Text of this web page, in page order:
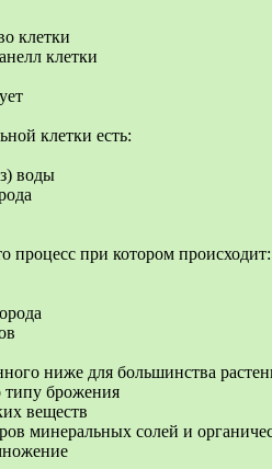
клетки
клетки
клетки есть:
воды
процесс при котором происходит:
ниже для большинства
брожения
веществ
минеральных солей и